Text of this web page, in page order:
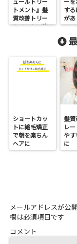
ュールトリー
トメント』髪
質改善トリー
トメントの流
ー
す
があ
ショートカッ
トに縮毛矯正
で朝を楽ちん
ヘアに
髪質
レ
やす
に
メールアドレスが公
欄は必須項目です
コメント